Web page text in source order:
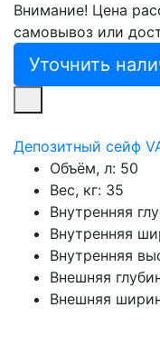
Внимание! Цена
самовывоз или
Уточнить
Депозитный сейф
Объём, л: 50
Вес, кг: 35
Внутренняя
Внутренняя
Внутренняя
Внешняя
Внешняя